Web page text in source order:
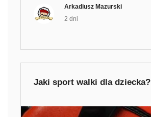
Arkadiusz Mazurski
2 dni
Jaki sport walki dla dziecka?